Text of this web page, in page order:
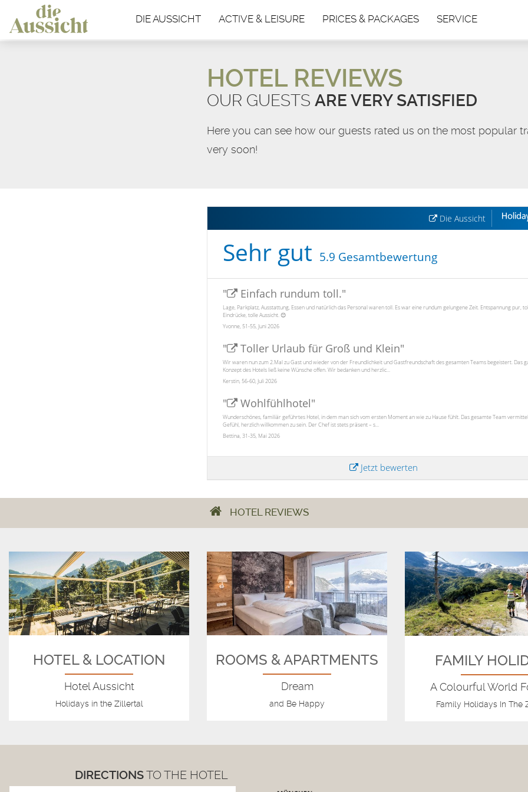
HOTEL REVIEWS
OUR GUESTS ARE VERY SATISFIED
Here you can see how our guests rated us on the most popular
very soon!
Die Aussicht
Sehr gut 5.9 Gesamtbewertung
" Einfach rundum toll."
Lage, Parkplatz, Ausstattung, Essen und natürlich das Personal waren toll. Es war eine rundum gelungene Zeit. Entspannung pur,
Eindrücke, tolle Aussicht. 😊
Yvonne, 51-55, Juni 2026
" Toller Urlaub für Groß und Klein"
Wir waren nun zum 2.Mal zu Gast und wieder von der Freundlichkeit und Gastfreundschaft des gesamten Teams begeistert. Das
Konzept des Hotels ließ keine Wünsche offen. Wir bedanken und herzlic...
Kerstin, 56-60, Juli 2026
" Wohlfühlhotel"
Wunderschönes, familiär geführtes Hotel, in dem man sich vom ersten Moment an wie zu Hause fühlt. Das gesamte Team
Gefühl, herzlich willkommen zu sein. Der Chef ist stets präsent – s...
Bettina, 31-35, Mai 2026
Jetzt bewerten
HOTEL REVIEWS
HOTEL & LOCATION
Hotel Aussicht
Holidays in the Zillertal
ROOMS & APARTMENTS
Dream
and Be Happy
FAMILY
A Colourful World
Family Holidays In The
DIRECTIONSTO THE HOTEL
DIE AUSSICHT ACTIVE & LEISURE PRICES & PACKAGES SERVICE